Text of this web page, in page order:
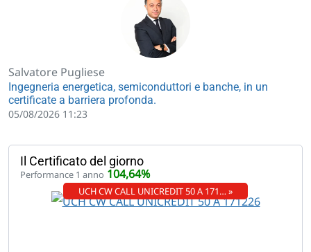
Salvatore Pugliese
Ingegneria energetica, semiconduttori e banche, in un
certificate a barriera profonda.
05/08/2026 11:23
Il Certificato del giorno
Performance 1 anno 104,64%
UCH CW CALL UNICREDIT 50 A 171… »